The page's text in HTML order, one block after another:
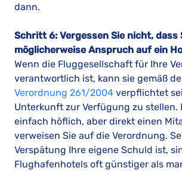
dann.
Schritt 6: Vergessen Sie nicht, dass
möglicherweise Anspruch auf ein
Wenn die Fluggesellschaft für Ihre
verantwortlich ist, kann sie gemäß
Verordnung 261/2004 verpflichtet
Unterkunft zur Verfügung zu stellen.
einfach höflich, aber direkt einen
verweisen Sie auf die Verordnung.
Verspätung Ihre eigene Schuld ist,
Flughafenhotels oft günstiger als